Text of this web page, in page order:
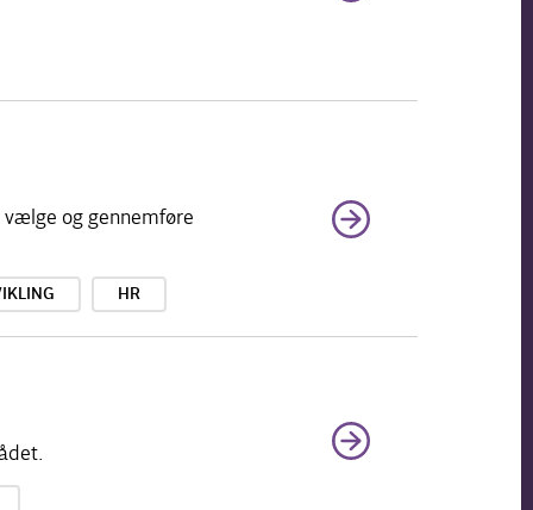
og gennemføre
HR